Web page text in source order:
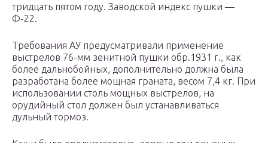
тридцать пятом году. Заводской индекс пушки —
Ф-22.
Требования АУ предусматривали применение
выстрелов 76-мм зенитной пушки обр.1931 г., как
более дальнобойных, дополнительно должна была
разработана более мощная граната, весом 7,4 кг. При
использовании столь мощных выстрелов, на
орудийный стол должен был устанавливаться
дульный тормоз.